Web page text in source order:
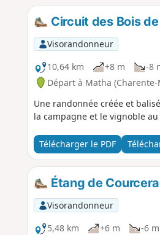
Circuit des Bois
Visorandonneur
10,64 km
+8 m -8
Départ à Matha
Une randonnée créée et
la campagne et le vignoble
Télécharger le PDF
Étang de
Visorandonneur
5,48 km
+6 m -6 m